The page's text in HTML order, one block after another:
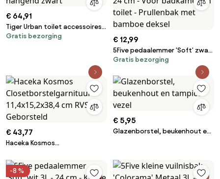
€ 64,91
Tiger Urban toilet accessoires
3-delig hangend zwart
Gratis bezorging € 12,99
5Five pedaalemmer 'Soft' zwart
metaal 3 liter - 24 cm - Voor
badkamer en toilet - Prullenbak
met bamboe deksel
Gratis bezorging
€ 43,77
Haceka Kosmos
11,4x15,2x38,4 cm RVS
Geborsteld
€ 5,95
Glazenborstel, beukenhout en
-8 %